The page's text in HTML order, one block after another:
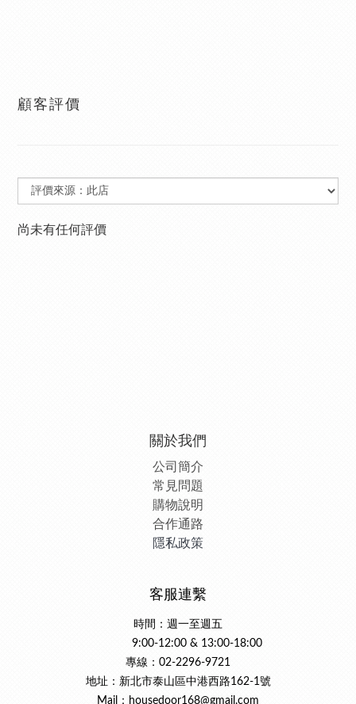
顧客評價
尚未有任何評價
關於我們
公司簡介
常見問題
購物說明
合作通路
隱私政策
客服連繫
時間：週一至週五
9:00-12:00 & 13:00-18:00
專線：02-2296-9721
地址：新北市泰山區中港西路162-1號
Mail：housedoor168@gmail.com